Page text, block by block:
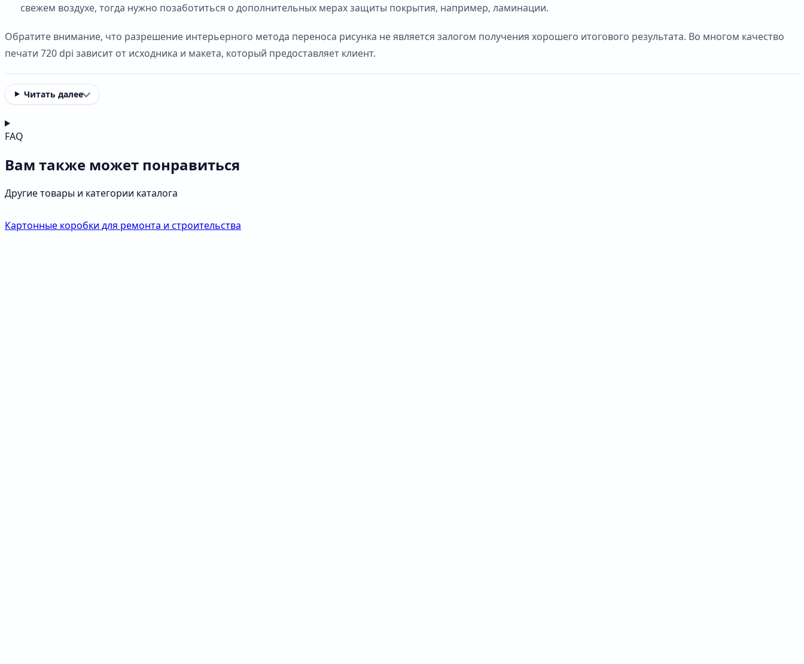
свежем воздухе, тогда нужно позаботиться о дополнительных мерах защиты покрытия, например, ламинации.
Обратите внимание, что разрешение интерьерного метода переноса рисунка не является залогом получения хорошего итогового результата. Во многом качество
печати 720 dpi зависит от исходника и макета, который предоставляет клиент.
Читать далее
FAQ
Вам также может понравиться
Другие товары и категории каталога
Картонные коробки для ремонта и строительства